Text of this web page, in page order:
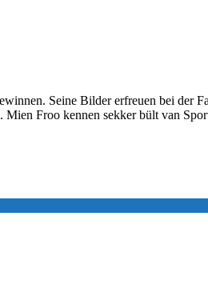
Seine Bilder erfreuen bei der
Froo kennen sekker bült van